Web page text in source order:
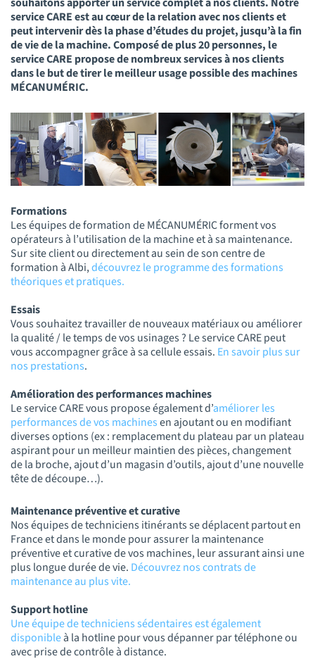
service CARE est au cœur de la relation avec nos clients et
peut intervenir dès la phase d’études du projet, jusqu’à la fin
de vie de la machine. Composé de plus 20 personnes, le
service CARE propose de nombreux services à nos clients
dans le but de tirer le meilleur usage possible des machines
MÉCANUMÉRIC.
Formations
Les équipes de formation de MÉCANUMÉRIC forment vos
opérateurs à l’utilisation de la machine et à sa maintenance.
Sur site client ou directement au sein de son centre de
formation à Albi,découvrez le programme des formations
théoriques et pratiques.
Essais
Vous souhaitez travailler de nouveaux matériaux ou améliorer
la qualité / le temps de vos usinages ? Le service CARE peut
vous accompagner grâce à sa cellule essais. En savoir plus sur
nos prestations.
Amélioration des performances machines
Le service CARE vous propose également d’améliorer les
performances de vos machinesen ajoutant ou en modifiant
diverses options (ex : remplacement du plateau par un plateau
aspirant pour un meilleur maintien des pièces, changement
de la broche, ajout d’un magasin d’outils, ajout d’une nouvelle
tête de découpe…).
Maintenance préventive et curative
Nos équipes de techniciens itinérants se déplacent partout en
France et dans le monde pour assurer la maintenance
préventive et curative de vos machines, leur assurant ainsi une
plus longue durée de vie. Découvrez nos contrats de
maintenance au plus vite.
Support hotline
Une équipe de techniciens sédentaires est également
disponibleà la hotline pour vous dépanner par téléphone ou
avec prise de contrôle à distance.